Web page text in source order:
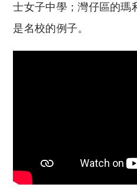
士女子中學；灣仔區的瑪
是名校的例子。